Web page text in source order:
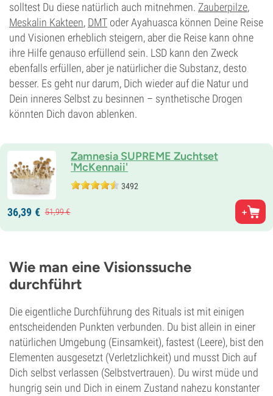
solltest Du diese natürlich auch mitnehmen. Zauberpilze,
Meskalin Kakteen, DMT oder Ayahuasca können Deine Reise
und Visionen erheblich steigern, aber die Reise kann ohne
ihre Hilfe genauso erfüllend sein. LSD kann den Zweck
ebenfalls erfüllen, aber je natürlicher die Substanz, desto
besser. Es geht nur darum, Dich wieder auf die Natur und
Dein inneres Selbst zu besinnen – synthetische Drogen
könnten Dich davon ablenken.
Zamnesia SUPREME Zuchtset
'McKennaii'
3492
36,39 € 51,99€
Wie man eine Visionssuche
durchführt
Die eigentliche Durchführung des Rituals ist mit einigen
entscheidenden Punkten verbunden. Du bist allein in einer
natürlichen Umgebung (Einsamkeit), fastest (Leere), bist den
Elementen ausgesetzt (Verletzlichkeit) und musst Dich auf
Dich selbst verlassen (Selbstvertrauen). Du wirst müde und
hungrig sein und Dich in einem Zustand nahezu konstanter